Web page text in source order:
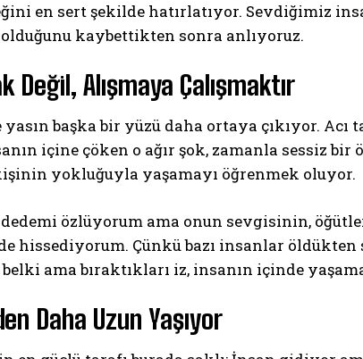
en sert şekilde hatırlatıyor. Sevdiğimiz
kaybettikten sonra anlıyoruz.
Değil, Alışmaya Çalışmaktır
başka bir yüzü daha ortaya çıkıyor.
içine çöken o ağır şok, zamanla sessiz bir
yokluğuyla yaşamayı öğrenmek oluyor.
özlüyorum ama onun sevgisinin,
hissediyorum. Çünkü bazı insanlar öldükten
ama bıraktıkları iz, insanın içinde
Daha Uzun Yaşıyor